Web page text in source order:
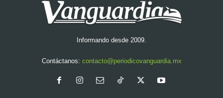
Informando desde 2009.
Contáctanos: contacto@periodicovanguardia.mx